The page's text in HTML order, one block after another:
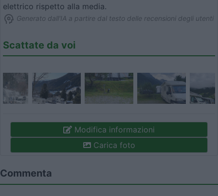
elettrico rispetto alla media.
Generato dall'IA a partire dal testo delle recensioni degli utenti
Scattate da voi
Modifica informazioni
Carica foto
Commenta